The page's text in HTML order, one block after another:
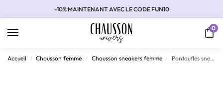
-10% MAINTENANT AVEC LE CODE FUN10
0
Accueil / Chausson femme / Chausson sneakers femme / Pantoufles sneakers confortables